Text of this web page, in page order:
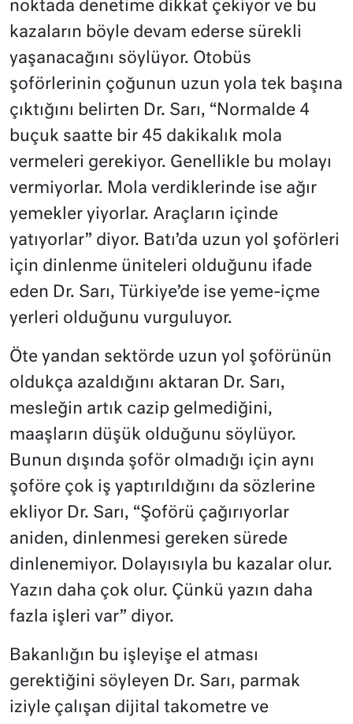
noktada denetime dikkat çekiyor ve bu
kazaların böyle devam ederse sürekli
yaşanacağını söylüyor. Otobüs
şoförlerinin çoğunun uzun yola tek başına
çıktığını belirten Dr. Sarı, “Normalde 4
buçuk saatte bir 45 dakikalık mola
vermeleri gerekiyor. Genellikle bu molayı
vermiyorlar. Mola verdiklerinde ise ağır
yemekler yiyorlar. Araçların içinde
yatıyorlar” diyor. Batı’da uzun yol şoförleri
için dinlenme üniteleri olduğunu ifade
eden Dr. Sarı, Türkiye’de ise yeme-içme
yerleri olduğunu vurguluyor.
Öte yandan sektörde uzun yol şoförünün
oldukça azaldığını aktaran Dr. Sarı,
mesleğin artık cazip gelmediğini,
maaşların düşük olduğunu söylüyor.
Bunun dışında şoför olmadığı için aynı
şoföre çok iş yaptırıldığını da sözlerine
ekliyor Dr. Sarı, “Şoförü çağırıyorlar
aniden, dinlenmesi gereken sürede
dinlenemiyor. Dolayısıyla bu kazalar olur.
Yazın daha çok olur. Çünkü yazın daha
fazla işleri var” diyor.
Bakanlığın bu işleyişe el atması
gerektiğini söyleyen Dr. Sarı, parmak
iziyle çalışan dijital takometre ve